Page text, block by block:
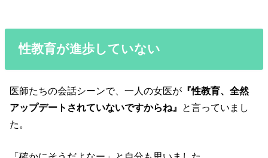
性教育が進歩していない
医師たちの会話シーンで、一人の女医が 『性教育、全然
アップデートされていないですからね』
と言っていまし
た。